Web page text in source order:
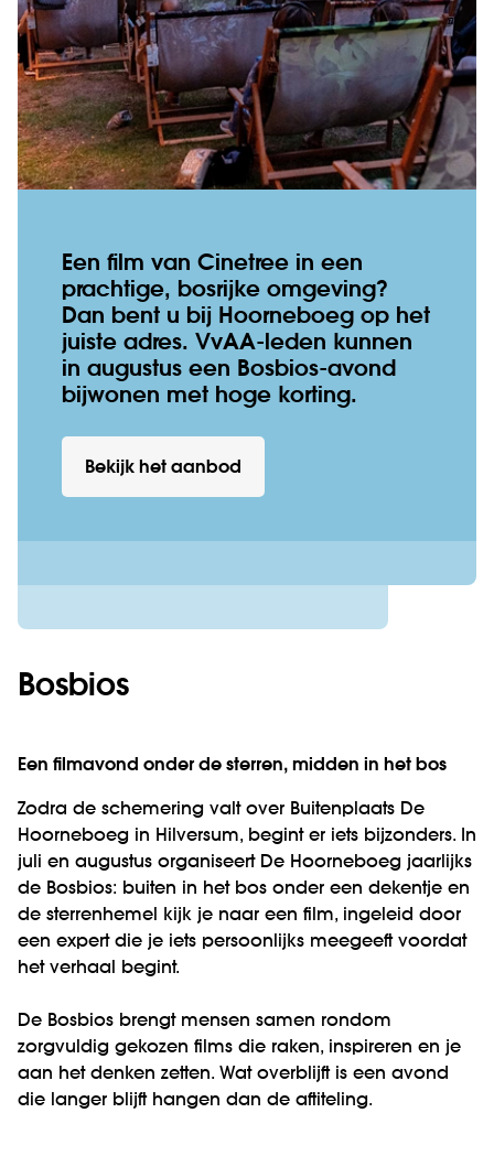
Een film van Cinetree in een
prachtige, bosrijke omgeving?
Dan bent u bij Hoorneboeg op het
juiste adres. VvAA-leden kunnen
in augustus een Bosbios-avond
bijwonen met hoge korting.
Bekijk het aanbod
Bosbios
Een filmavond onder de sterren, midden in het bos
Zodra de schemering valt over Buitenplaats De
Hoorneboeg in Hilversum, begint er iets bijzonders. In
juli en augustus organiseert De Hoorneboeg jaarlijks
de Bosbios: buiten in het bos onder een dekentje en
de sterrenhemel kijk je naar een film, ingeleid door
een expert die je iets persoonlijks meegeeft voordat
het verhaal begint.
De Bosbios brengt mensen samen rondom
zorgvuldig gekozen films die raken, inspireren en je
aan het denken zetten. Wat overblijft is een avond
die langer blijft hangen dan de aftiteling.